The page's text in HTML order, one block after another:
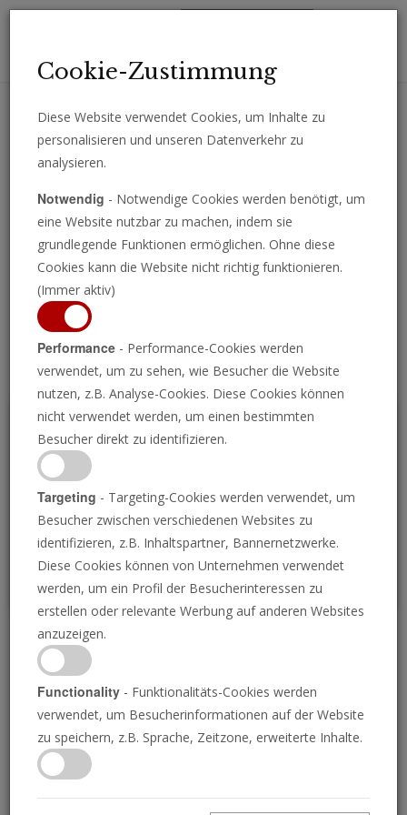
Erhalten Sie wichtige Analysen, Kommentare und Nachrichten
Programm ansehen
P
Wiederbelebung des
Psalters von Tara
28.07.2023 • 25 Minuten
Der Prophet Jeremia sammelte und ordnete die
Psalmen von König David in seinem Buch Der
Cookie-Zustimmung
Diese Website verwendet Cookies, um Inhalte zu
personalisieren und unseren Datenverkehr zu
analysieren.
Notwendig - Notwendige Cookies werden benötigt, um
eine Website nutzbar zu machen, indem sie
grundlegende Funktionen ermöglichen. Ohne diese
Cookies kann die Website nicht richtig funktionieren.
(Immer aktiv)
Performance - Performance-Cookies werden
verwendet, um zu sehen, wie Besucher die Website
nutzen, z.B. Analyse-Cookies. Diese Cookies können
nicht verwendet werden, um einen bestimmten
Besucher direkt zu identifizieren.
Targeting - Targeting-Cookies werden verwendet, um
Besucher zwischen verschiedenen Websites zu
identifizieren, z.B. Inhaltspartner, Bannernetzwerke.
Diese Cookies können von Unternehmen verwendet
werden, um ein Profil der Besucherinteressen zu
erstellen oder relevante Werbung auf anderen Websites
anzuzeigen.
Functionality - Funktionalitäts-Cookies werden
verwendet, um Besucherinformationen auf der Website
zu speichern, z.B. Sprache, Zeitzone, erweiterte Inhalte.